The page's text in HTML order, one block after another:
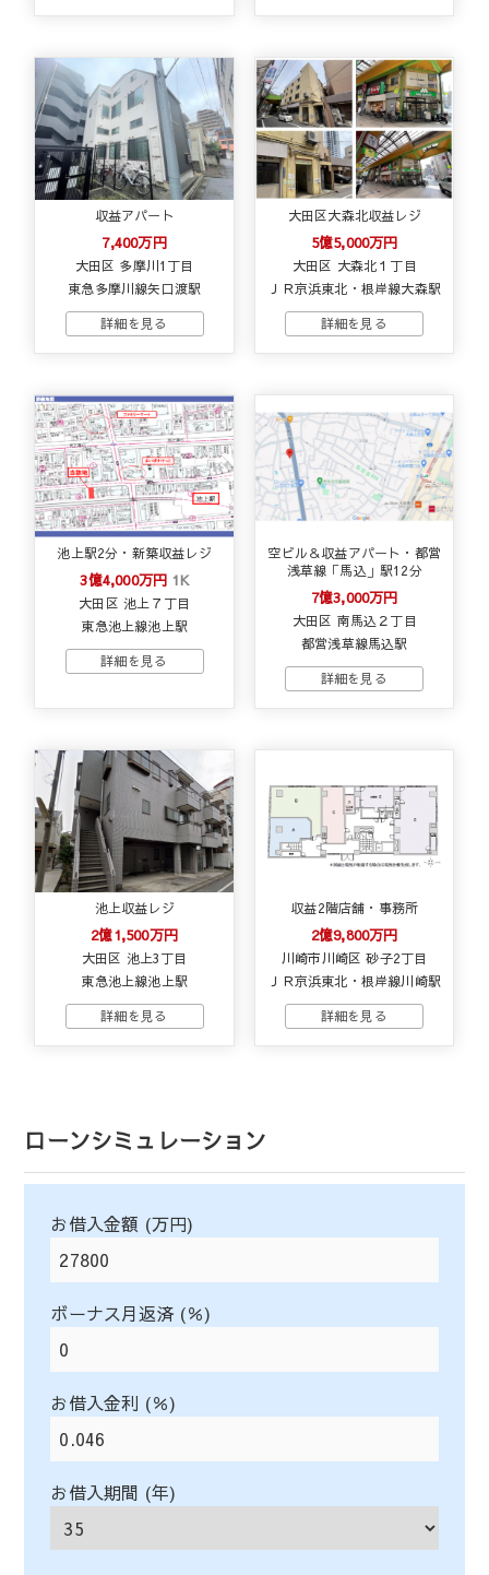
収益アパート
7,400万円
大田区 多摩川1丁目
東急多摩川線矢口渡駅
大田区大森北収益レジ
5億5,000万円
大田区 大森北１丁目
ＪＲ京浜東北・根岸線大森駅
池上駅2分・新築収益レジ
3億4,000万円 1K
大田区 池上７丁目
東急池上線池上駅
空ビル＆収益アパート・都営
浅草線「馬込」駅12分
7億3,000万円
大田区 南馬込２丁目
都営浅草線馬込駅
池上収益レジ
2億1,500万円
大田区 池上3丁目
東急池上線池上駅
収益2階店舗・事務所
2億9,800万円
川崎市川崎区 砂子2丁目
ＪＲ京浜東北・根岸線川崎駅
ローンシミュレーション
お借入金額 (万円)
ボーナス月返済 (％)
お借入金利 (％)
お借入期間 (年)